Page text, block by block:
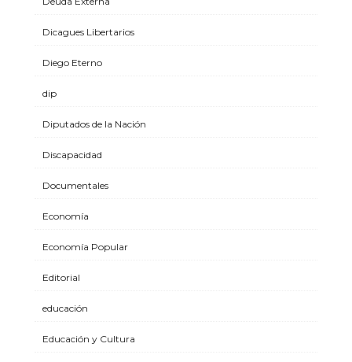
Dicagues Libertarios
Diego Eterno
dip
Diputados de la Nación
Discapacidad
Documentales
Economía
Economía Popular
Editorial
educación
Educación y Cultura